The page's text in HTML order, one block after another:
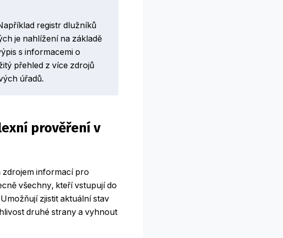
registr dlužníků
je nahlížení na základě
s informacemi o
přehled z více zdrojů
úřadů.
prověření v
zdrojem informací pro
všechny, kteří vstupují do
zjistit aktuální stav
druhé strany a vyhnout